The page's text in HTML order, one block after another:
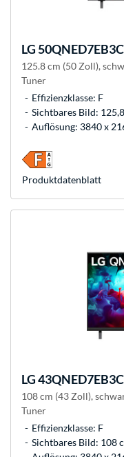
LG
125.8 cm (50 Zoll),
Tuner
Effizienzklasse: F
Sichtbares Bild:
Auflösung: 3840 x
Produkt­datenblatt
LG
108 cm (43 Zoll),
Tuner
Effizienzklasse: F
Sichtbares Bild: 108